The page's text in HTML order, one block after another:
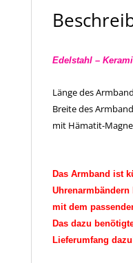
Edelstahl –
Länge des
Breite des
mit Hämatit-
Das Armband ist
mit dem
Das dazu
Lieferumfang